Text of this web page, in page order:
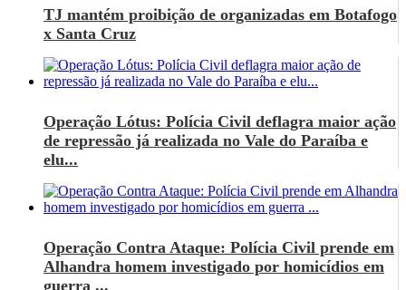
TJ mantém proibição de organizadas em Botafogo
x Santa Cruz
Operação Lótus: Polícia Civil deflagra maior ação
de repressão já realizada no Vale do Paraíba e
elu...
Operação Contra Ataque: Polícia Civil prende em
Alhandra homem investigado por homicídios em
guerra ...